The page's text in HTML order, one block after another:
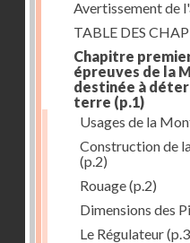
Avertissement de
TABLE DES
Chapitre
épreuves de la
destinée à
terre (p.1)
Usages de la
Construction de
(p.2)
Rouage(p.2)
Dimensions des
Le Régulateur